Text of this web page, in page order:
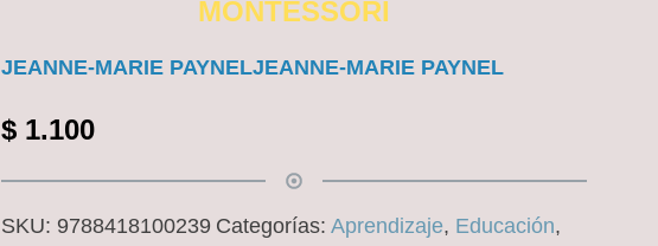
MONTESSORI
JEANNE-MARIE PAYNELJEANNE-MARIE PAYNEL
$1.100
SKU: 9788418100239 Categorías: Aprendizaje, Educación,